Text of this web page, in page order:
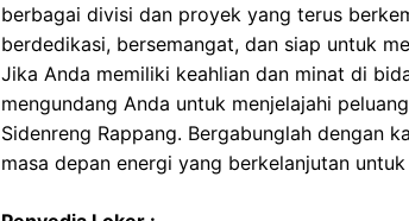
berbagai divisi dan proyek yang terus
berdedikasi, bersemangat, dan siap untuk
Jika Anda memiliki keahlian dan minat di
mengundang Anda untuk menjelajahi
Sidenreng Rappang. Bergabunglah dengan
masa depan energi yang berkelanjutan untuk